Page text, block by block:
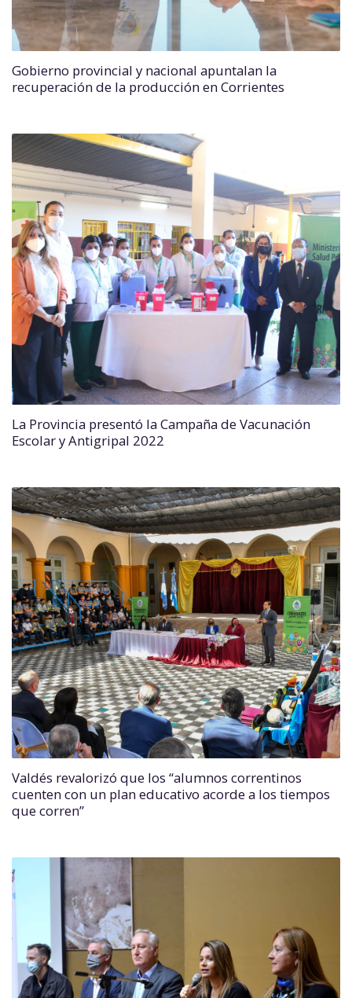
Gobierno provincial y nacional apuntalan la
recuperación de la producción en Corrientes
La Provincia presentó la Campaña de Vacunación
Escolar y Antigripal 2022
Valdés revalorizó que los “alumnos correntinos
cuenten con un plan educativo acorde a los tiempos
que corren”